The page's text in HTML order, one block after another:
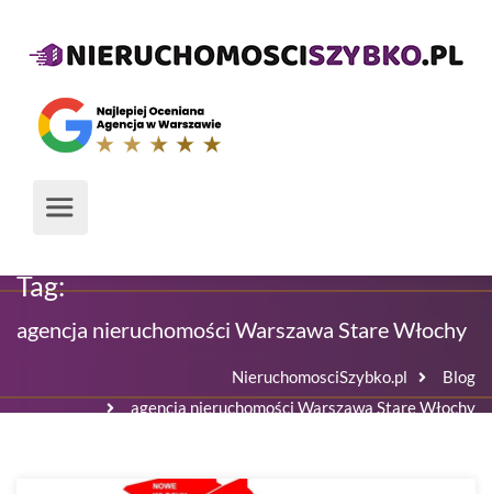
Tag:
agencja nieruchomości Warszawa Stare Włochy
NieruchomosciSzybko.pl
Blog
agencja nieruchomości Warszawa Stare Włochy